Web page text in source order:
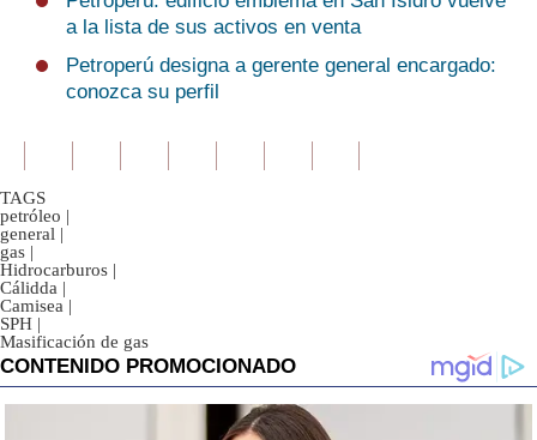
a la lista de sus activos en venta
Petroperú designa a gerente general encargado:
conozca su perfil
TAGS
petróleo |
general |
gas |
Hidrocarburos |
Cálidda |
Camisea |
SPH |
Masificación de gas